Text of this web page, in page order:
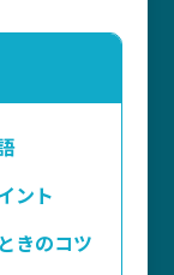
ント
きのコツ